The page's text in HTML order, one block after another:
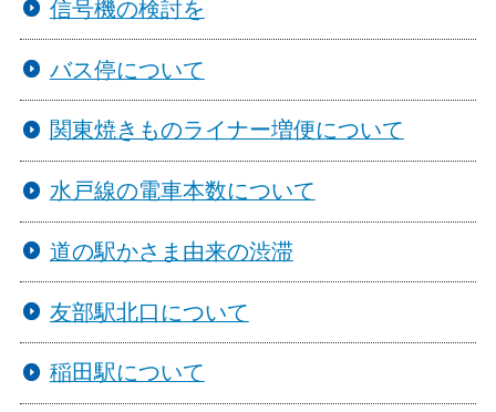
信号機の検討を
バス停について
関東焼きものライナー増便について
水戸線の電車本数について
道の駅かさま由来の渋滞
友部駅北口について
稲田駅について